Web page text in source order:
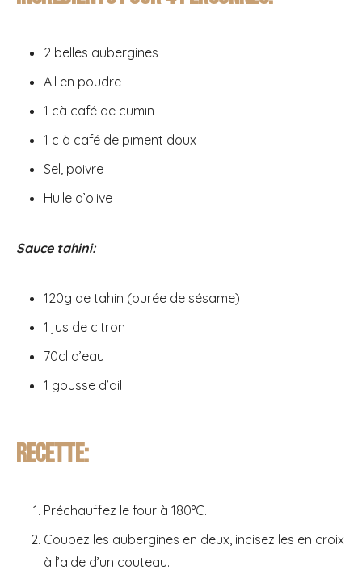
2 belles aubergines
Ail en poudre
1 cà café de cumin
1 c à café de piment doux
Sel, poivre
Huile d’olive
Sauce tahini:
120g de tahin (purée de sésame)
1 jus de citron
70cl d’eau
1 gousse d’ail
Recette:
Préchauffez le four à 180°C.
Coupez les aubergines en deux, incisez les en croix
à l’aide d’un couteau.